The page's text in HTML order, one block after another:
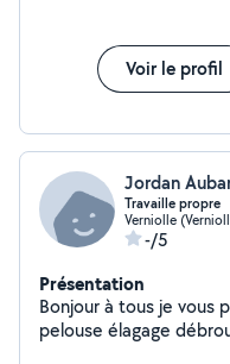
Voir le profil
Jordan
Travaille propre
Verniolle
-/5
Présentation
Bonjour à tous je vous
pelouse élagage débroussaillage